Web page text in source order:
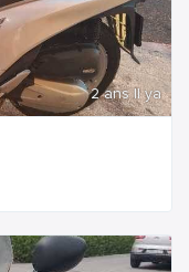
2 ans Il ya